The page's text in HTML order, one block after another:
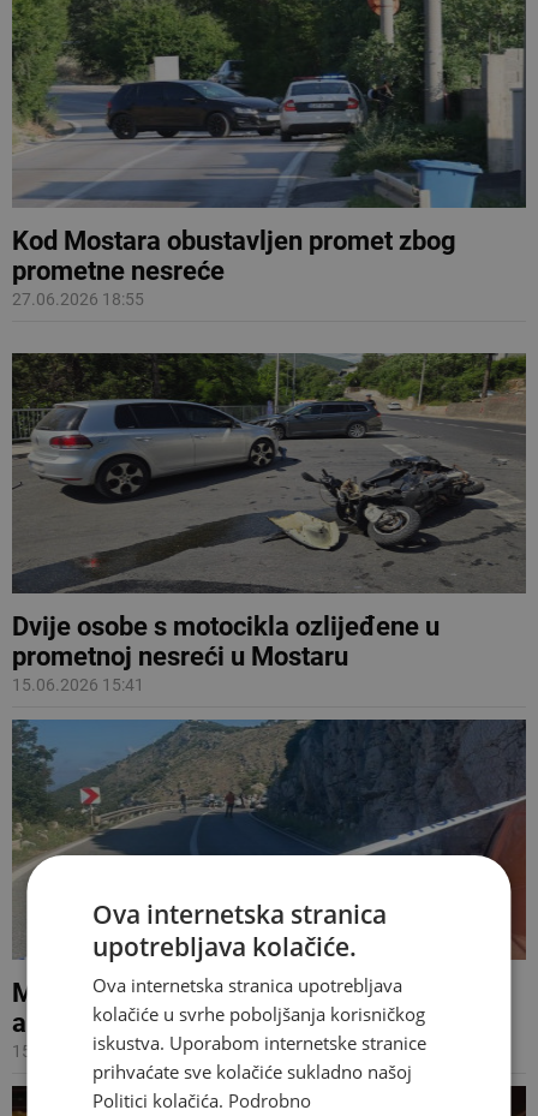
Kod Mostara obustavljen promet zbog
prometne nesreće
27.06.2026 18:55
Dvije osobe s motocikla ozlijeđene u
prometnoj nesreći u Mostaru
15.06.2026 15:41
Motociklist poginuo u sudaru s tri
automobila na Jadranskoj magistrali
15.06.2026 10:55
Ova internetska stranica
upotrebljava kolačiće.
Ova internetska stranica upotrebljava
kolačiće u svrhe poboljšanja korisničkog
iskustva. Uporabom internetske stranice
prihvaćate sve kolačiće sukladno našoj
Politici kolačića. Podrobno